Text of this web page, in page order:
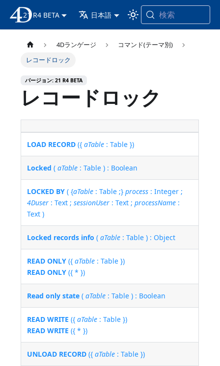
4D ドキュメンテーション
21 R4 BETA 日本語 検索
4Dランゲージ
コマンド(テーマ別)
レコードロック
バージョン: 21 R4 BETA
レコードロック
LOAD RECORD ({aTable : Table })
Locked (aTable : Table ) : Boolean
LOCKED BY ( {aTable : Table ;}process : Integer ;
4Duser : Text ;sessionUser : Text ;processName :
Text )
Locked records info (aTable : Table ) : Object
READ ONLY ({aTable : Table })
READ ONLY ({ * })
Read only state (aTable : Table ) : Boolean
READ WRITE ({aTable : Table })
READ WRITE ({ * })
UNLOAD RECORD ({aTable : Table })